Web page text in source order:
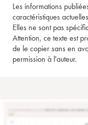
Les informations
caractéristiques
Elles ne sont pas
Attention, ce texte est
de le copier sans en
permission à l'auteur.